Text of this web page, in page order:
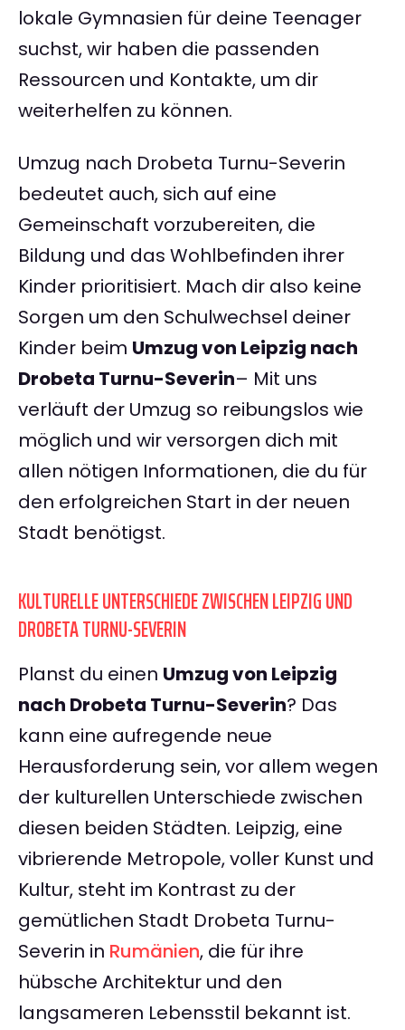
lokale Gymnasien für deine Teenager
suchst, wir haben die passenden
Ressourcen und Kontakte, um dir
weiterhelfen zu können.
Umzug nach Drobeta Turnu-Severin
bedeutet auch, sich auf eine
Gemeinschaft vorzubereiten, die
Bildung und das Wohlbefinden ihrer
Kinder prioritisiert. Mach dir also keine
Sorgen um den Schulwechsel deiner
Kinder beim Umzug von Leipzig nach
Drobeta Turnu-Severin– Mit uns
verläuft der Umzug so reibungslos wie
möglich und wir versorgen dich mit
allen nötigen Informationen, die du für
den erfolgreichen Start in der neuen
Stadt benötigst.
KULTURELLE UNTERSCHIEDE ZWISCHEN LEIPZIG UND
DROBETA TURNU-SEVERIN
Planst du einen Umzug von Leipzig
nach Drobeta Turnu-Severin? Das
kann eine aufregende neue
Herausforderung sein, vor allem wegen
der kulturellen Unterschiede zwischen
diesen beiden Städten. Leipzig, eine
vibrierende Metropole, voller Kunst und
Kultur, steht im Kontrast zu der
gemütlichen Stadt Drobeta Turnu-
Severin in Rumänien, die für ihre
hübsche Architektur und den
langsameren Lebensstil bekannt ist.